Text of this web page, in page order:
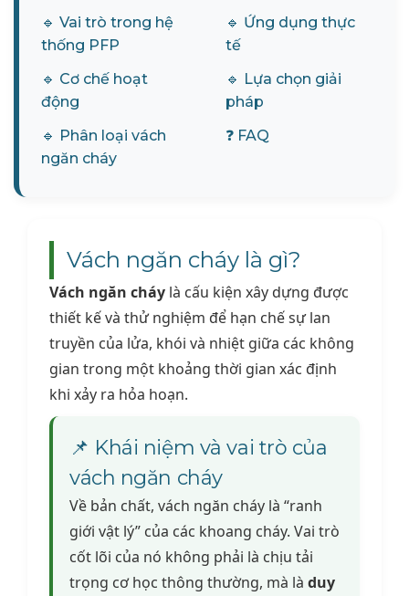
🔹 Vai trò trong hệ
thống PFP
🔹 Cơ chế hoạt
động
🔹 Phân loại vách
ngăn cháy
🔹 Ứng dụng thực
tế
🔹 Lựa chọn giải
pháp
❓ FAQ
Vách ngăn cháy là gì?
Vách ngăn cháy là cấu kiện xây dựng được
thiết kế và thử nghiệm để hạn chế sự lan
truyền của lửa, khói và nhiệt giữa các không
gian trong một khoảng thời gian xác định
khi xảy ra hỏa hoạn.
📌 Khái niệm và vai trò của
vách ngăn cháy
Về bản chất, vách ngăn cháy là “ranh
giới vật lý” của các khoang cháy. Vai trò
cốt lõi của nó không phải là chịu tải
trọng cơ học thông thường, mà là duy